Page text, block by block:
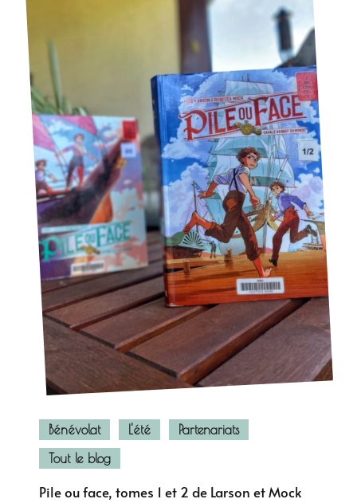
Bénévolat L'été
Partenariats
Tout le blog
Pile ou face, tomes 1 et 2 de Larson et Mock